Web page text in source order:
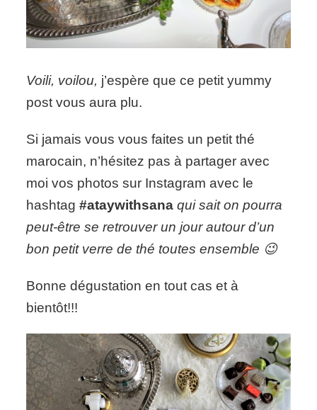
Voili, voilou, j’espère que ce petit yummy
post vous aura plu.
Si jamais vous vous faites un petit thé
marocain, n’hésitez pas à partager avec
moi vos photos sur Instagram avec le
hashtag#ataywithsana qui sait on pourra
peut-être se retrouver un jour autour d’un
bon petit verre de thé toutes ensemble 😉
Bonne dégustation en tout cas et à
bientôt!!!